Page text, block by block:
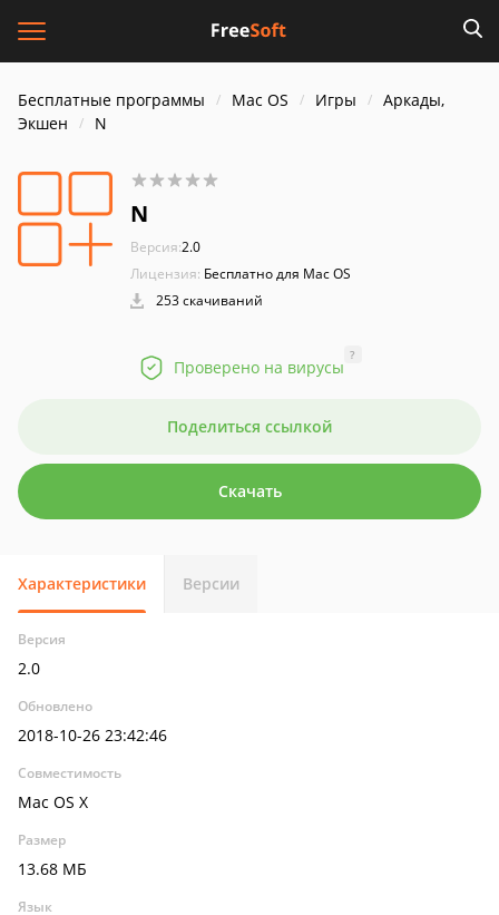
Бесплатные программы Mac OS Игры
Аркады,
Экшен
N
N
Версия:2.0
Лицензия: Бесплатно для Mac OS
253 скачиваний
Проверено на вирусы
?
Поделиться ссылкой
Скачать
Характеристики Версии
Версия
2.0
Обновлено
2018-10-26 23:42:46
Совместимость
Mac OS X
Размер
13.68 МБ
Язык